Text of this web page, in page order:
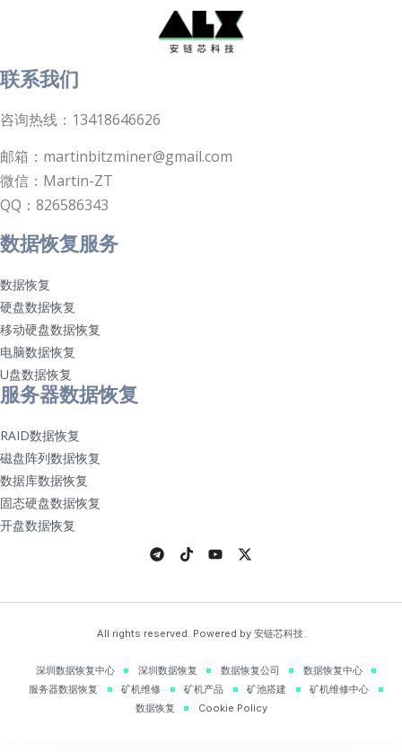
联系我们
咨询热线：13418646626
邮箱：martinbitzminer@gmail.com
微信：Martin-ZT
QQ：826586343
数据恢复服务
数据恢复
硬盘数据恢复
移动硬盘数据恢复
电脑数据恢复
U盘数据恢复
服务器数据恢复
RAID数据恢复
磁盘阵列数据恢复
数据库数据恢复
固态硬盘数据恢复
开盘数据恢复
All rights reserved. Powered by 安链芯科技.
深圳数据恢复中心 深圳数据恢复 数据恢复公司
数据恢复中心
服务器数据恢复
矿机维修 矿机产品 矿池搭建
矿机维修中心
数据恢复
Cookie Policy